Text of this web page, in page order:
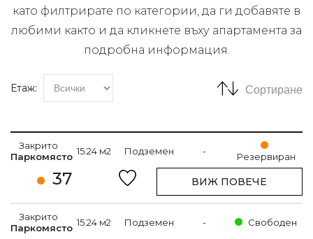
като филтрирате по категории, да ги добавяте в
любими както и да кликнете въху апартамента за
подробна информация.
Етаж: Сортиране
37
Закрито
Паркомясто 15.24 м2 Подземен - Резервиран
ВИЖ ПОВЕЧЕ
Закрито
Паркомясто 15.24 м2 Подземен - Свободен